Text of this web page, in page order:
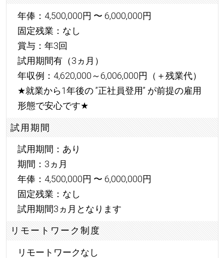
年俸：4,500,000円 〜 6,000,000円
固定残業：なし
賞与：年3回
試用期間有（3ヵ月）
年収例：4,620,000～6,006,000円（＋残業代）
★就業から1年後の ”正社員登用” が前提の雇用
形態で安心です★
試用期間
試用期間：あり
期間：3ヵ月
年俸：4,500,000円 〜 6,000,000円
固定残業：なし
試用期間3ヵ月となります
リモートワーク制度
リモートワークなし